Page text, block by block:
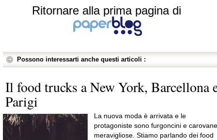
Ritornare alla prima pagina di
Possono interessarti anche questi articoli :
Il food trucks a New York, Barcellona
Parigi
La nuova moda è arrivata e le
protagoniste sono furgoncini e carovane
meravigliose. Stiamo parlando dei food